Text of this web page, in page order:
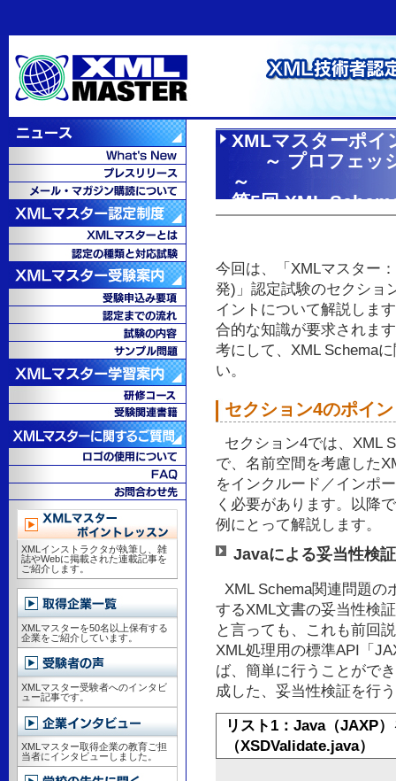
XMLマスターポイ
～ プロフェッ
～
第5回 XML
今回は、「XMLマスター
発)」認定試験のセクショ
イントについて解説しま
合的な知識が要求されま
考にして、XML Schema
い。
セクション4のポイ
セクション4では、XML
で、名前空間を考慮した
をインクルード／インポ
く必要があります。以降
例にとって解説します。
Javaによる妥当性検証
XML Schema関連問題の
するXML文書の妥当性検
と言っても、これも前回
XML処理用の標準API「
ば、簡単に行うことがで
成した、妥当性検証を行
リスト1：Java（JAXP
（XSDValidate.java）
XMLインストラクタが執筆し、雑
誌やWebに掲載された連載記事を
ご紹介します。
XMLマスターを50名以上保有する
企業をご紹介しています。
XMLマスター受験者へのインタビ
ュー記事です。
XMLマスター取得企業の教育ご担
当者にインタビューしました。